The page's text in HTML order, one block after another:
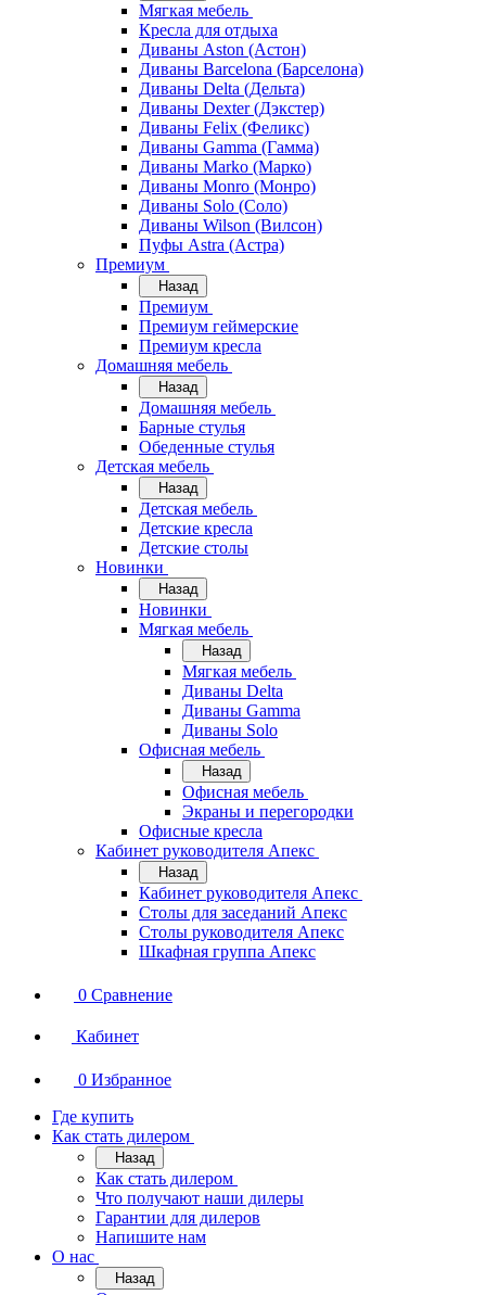
Мягкая мебель
Кресла для отдыха
Диваны Aston (Астон)
Диваны Barcelona (Барселона)
Диваны Delta (Дельта)
Диваны Dexter (Дэкстер)
Диваны Felix (Феликс)
Диваны Gamma (Гамма)
Диваны Marko (Марко)
Диваны Monro (Монро)
Диваны Solo (Соло)
Диваны Wilson (Вилсон)
Пуфы Astra (Астра)
Премиум
Назад
Премиум
Премиум геймерские
Премиум кресла
Домашняя мебель
Назад
Домашняя мебель
Барные стулья
Обеденные стулья
Детская мебель
Назад
Детская мебель
Детские кресла
Детские столы
Новинки
Назад
Новинки
Мягкая мебель
Назад
Мягкая мебель
Диваны Delta
Диваны Gamma
Диваны Solo
Офисная мебель
Назад
Офисная мебель
Экраны и перегородки
Офисные кресла
Кабинет руководителя Апекс
Назад
Кабинет руководителя Апекс
Столы для заседаний Апекс
Столы руководителя Апекс
Шкафная группа Апекс
0 Сравнение
Кабинет
0 Избранное
Где купить
Как стать дилером
Назад
Как стать дилером
Что получают наши дилеры
Гарантии для дилеров
Напишите нам
О нас
Назад